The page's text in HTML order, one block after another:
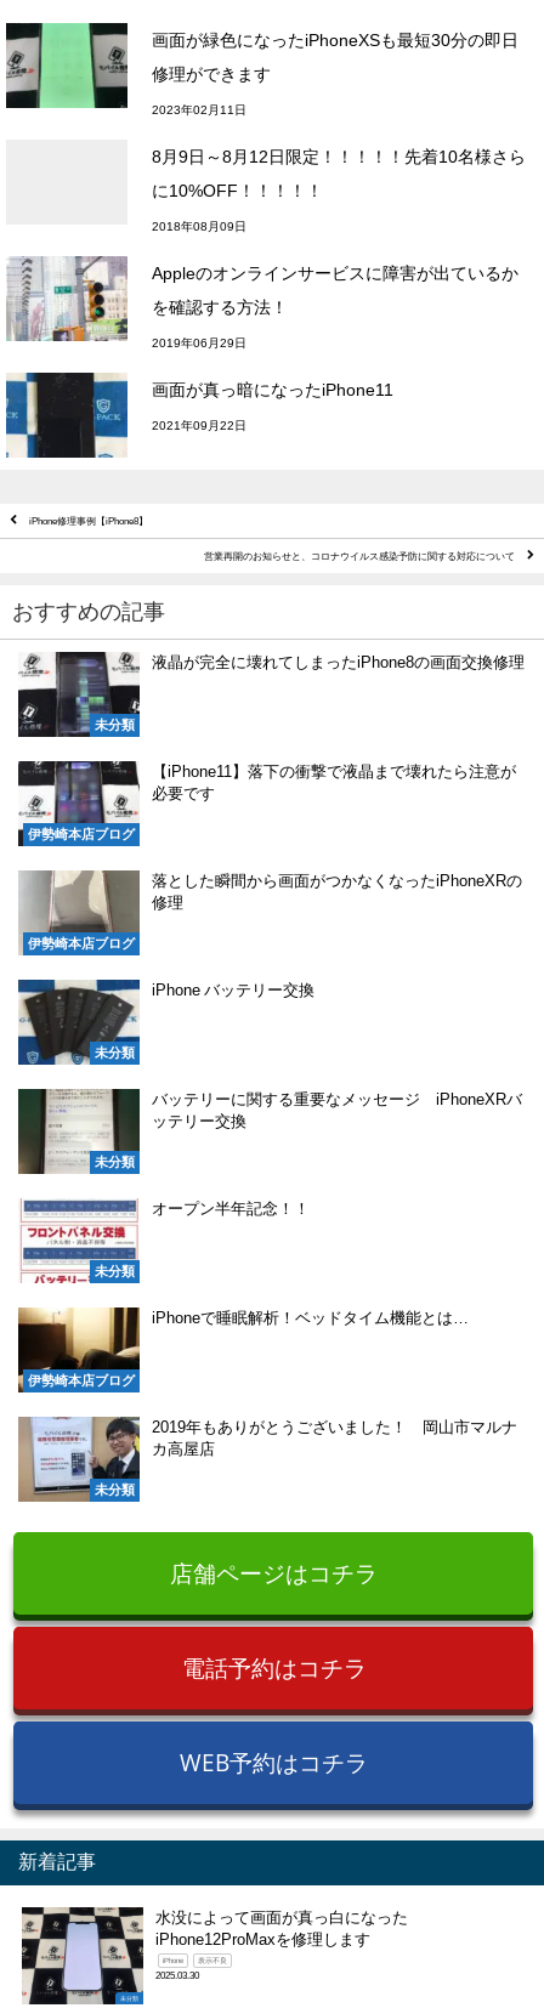
画面が緑色になったiPhoneXSも最短30分の即日
修理ができます
2023年02月11日
8月9日～8月12日限定！！！！！先着10名様さら
に10%OFF！！！！！
2018年08月09日
Appleのオンラインサービスに障害が出ているか
を確認する方法！
2019年06月29日
画面が真っ暗になったiPhone11
2021年09月22日
iPhone修理事例【iPhone8】
営業再開のお知らせと、コロナウイルス感染予防に関する対応について
おすすめの記事
未分類
液晶が完全に壊れてしまったiPhone8の画面交換修理
伊勢崎本店ブログ
【iPhone11】落下の衝撃で液晶まで壊れたら注意が
必要です
伊勢崎本店ブログ
落とした瞬間から画面がつかなくなったiPhoneXRの
修理
未分類
iPhone バッテリー交換
未分類
バッテリーに関する重要なメッセージ iPhoneXRバ
ッテリー交換
未分類
オープン半年記念！！
伊勢崎本店ブログ
iPhoneで睡眠解析！ベッドタイム機能とは…
未分類
2019年もありがとうございました！ 岡山市マルナ
カ高屋店
店舗ページはコチラ
電話予約はコチラ
WEB予約はコチラ
新着記事
未分類
水没によって画面が真っ白になった
iPhone12ProMaxを修理します
iPhone 表示不良
2025.03.30